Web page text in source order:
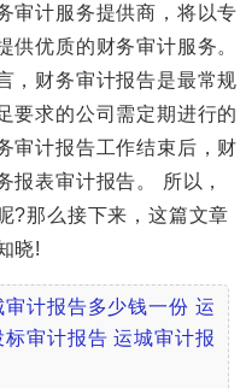
审计服务提供商，将以专
供优质的财务审计服务。
财务审计报告是最常规
要求的公司需定期进行的
审计报告工作结束后，财
报表审计报告。 所以，
?那么接下来，这篇文章
晓!
审计报告多少钱一份 运
标审计报告 运城审计报